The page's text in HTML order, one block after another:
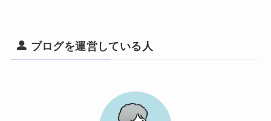
ブログを運営している人